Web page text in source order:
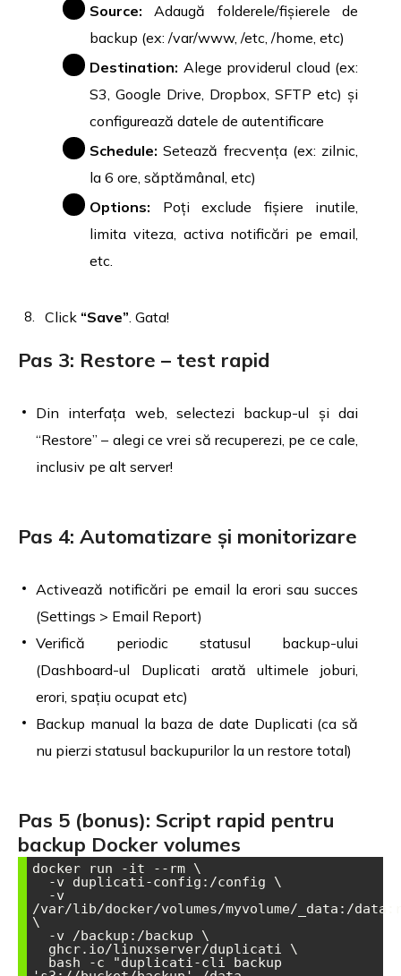
Source: Adaugă folderele/fișierele de
backup (ex: /var/www, /etc, /home, etc)
Destination: Alege providerul cloud (ex:
S3, Google Drive, Dropbox, SFTP etc) și
configurează datele de autentificare
Schedule: Setează frecvența (ex: zilnic,
la 6 ore, săptămânal, etc)
Options: Poți exclude fișiere inutile,
limita viteza, activa notificări pe email,
etc.
Click “Save”. Gata!
Pas 3: Restore – test rapid
Din interfața web, selectezi backup-ul și dai
“Restore” – alegi ce vrei să recuperezi, pe ce cale,
inclusiv pe alt server!
Pas 4: Automatizare și monitorizare
Activează notificări pe email la erori sau succes
(Settings > Email Report)
Verifică periodic statusul backup-ului
(Dashboard-ul Duplicati arată ultimele joburi,
erori, spațiu ocupat etc)
Backup manual la baza de date Duplicati (ca să
nu pierzi statusul backupurilor la un restore total)
Pas 5 (bonus): Script rapid pentru
backup Docker volumes
docker run -it --rm \
/var/lib/docker/volumes/myvolume/_data:/
\